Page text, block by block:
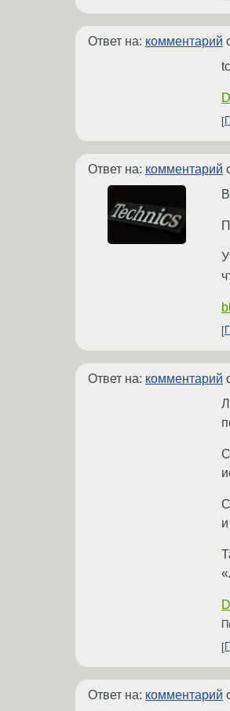
Ответ на: комментарий
Ответ на: комментарий
Ответ на: комментарий
Ответ на: комментарий